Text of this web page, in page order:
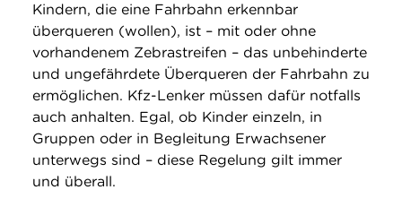
Kindern, die eine Fahrbahn erkennbar
überqueren (wollen), ist – mit oder ohne
vorhandenem Zebrastreifen – das unbehinderte
und ungefährdete Überqueren der Fahrbahn zu
ermöglichen. Kfz-Lenker müssen dafür notfalls
auch anhalten. Egal, ob Kinder einzeln, in
Gruppen oder in Begleitung Erwachsener
unterwegs sind – diese Regelung gilt immer
und überall.